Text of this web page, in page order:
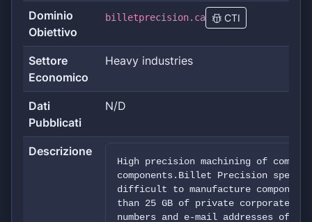
Dominio
Obiettivo
billetprecision.ca CTI
Settore
Economico
Heavy industries
Dati
Pubblicati
N/D
Descrizione
High precision machining of
components.Billet Precision
difficult to manufacture
than 25 GB of private corporate
numbers and e-mail addresses of